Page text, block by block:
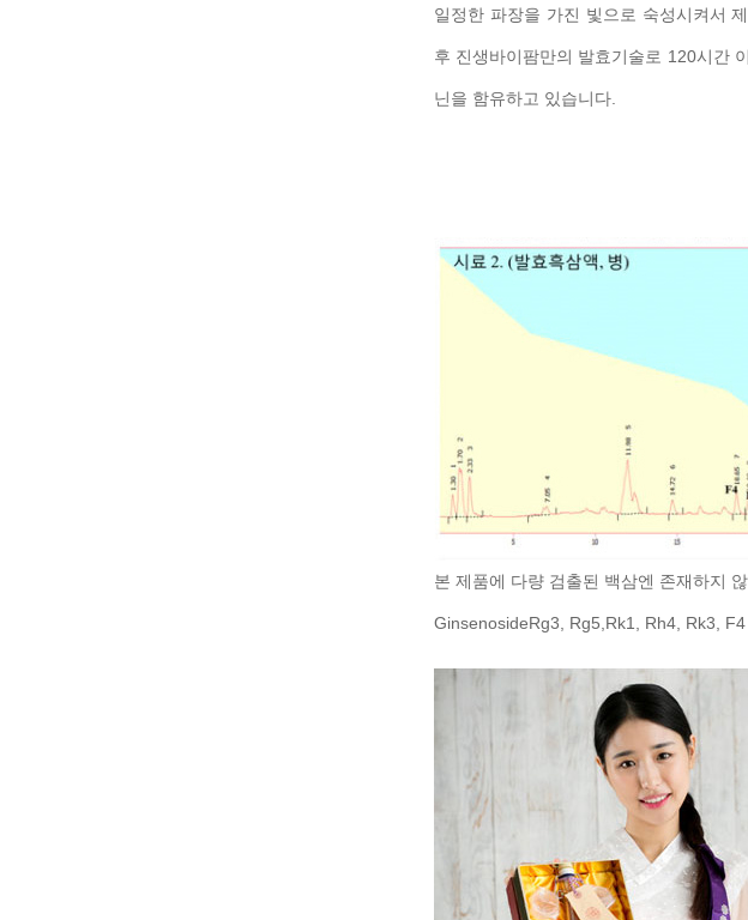
일정한 파장을 가진 빛으로 숙성시켜서
후 진생바이팜만의 발효기술로 120시간
닌을 함유하고 있습니다.
본 제품에 다량 검출된 백삼엔 존재하지
GinsenosideRg3, Rg5,Rk1, Rh4, Rk3,